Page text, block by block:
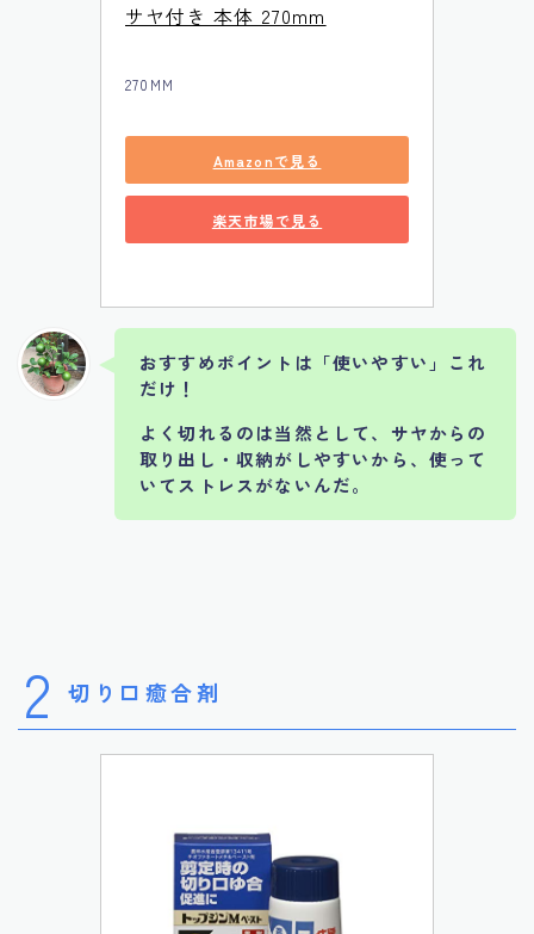
サヤ付き 本体 270mm
270MM
Amazonで見る
楽天市場で見る
おすすめポイントは「使いやすい」これ
だけ！
よく切れるのは当然として、サヤからの
取り出し・収納がしやすいから、使って
いてストレスがないんだ。
2 切り口癒合剤